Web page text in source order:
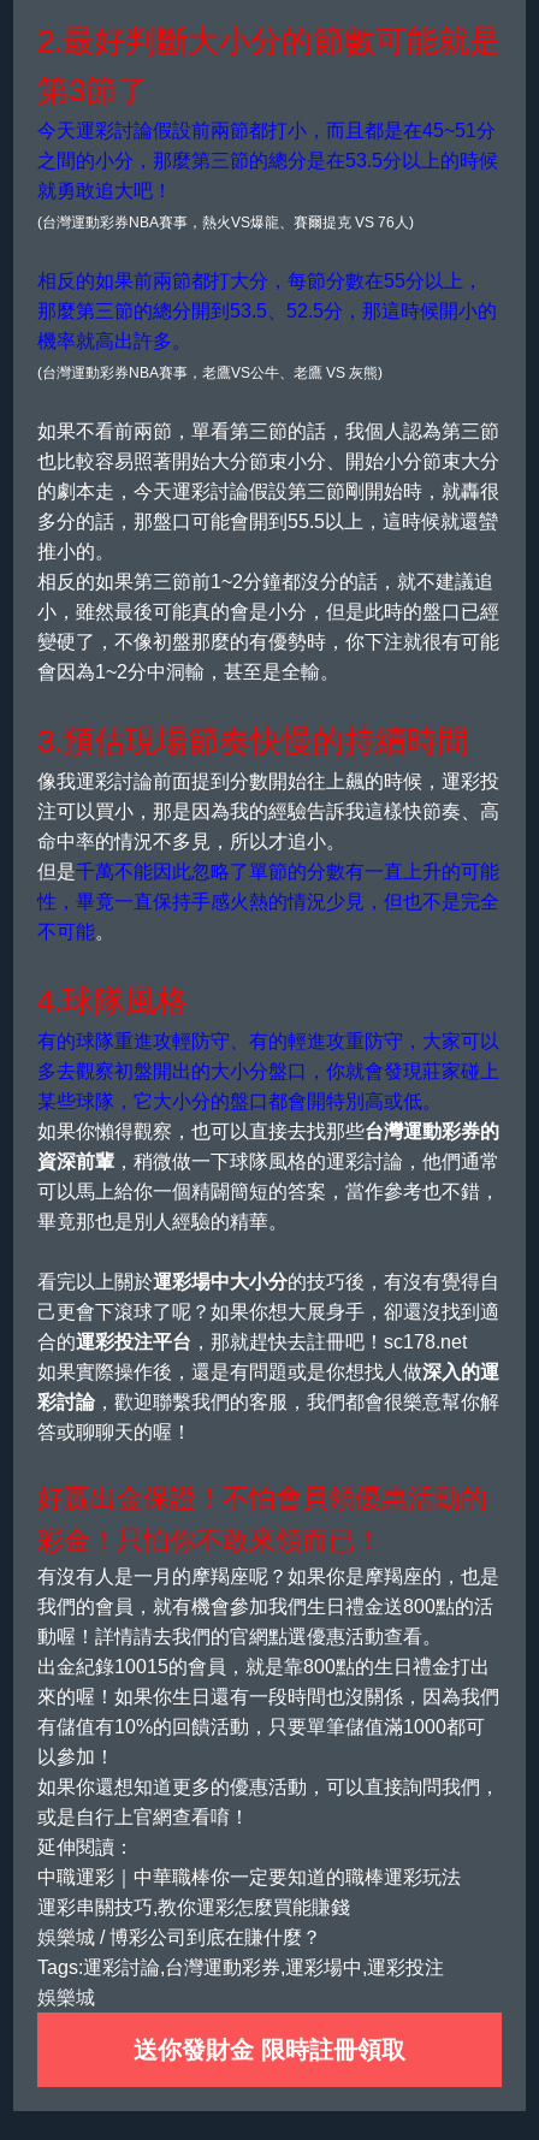
2.最好判斷大小分的節數可能就是
第3節了
今天運彩討論假設前兩節都打小，而且都是在45~51分
之間的小分，那麼第三節的總分是在53.5分以上的時候
就勇敢追大吧！
(台灣運動彩券NBA賽事，熱火VS爆龍、賽爾提克 VS 76人)
相反的如果前兩節都打大分，每節分數在55分以上，
那麼第三節的總分開到53.5、52.5分，那這時候開小的
機率就高出許多。
(台灣運動彩券NBA賽事，老鷹VS公牛、老鷹 VS 灰熊)
如果不看前兩節，單看第三節的話，我個人認為第三節
也比較容易照著開始大分節束小分、開始小分節束大分
的劇本走，今天運彩討論假設第三節剛開始時，就轟很
多分的話，那盤口可能會開到55.5以上，這時候就還蠻
推小的。
相反的如果第三節前1~2分鐘都沒分的話，就不建議追
小，雖然最後可能真的會是小分，但是此時的盤口已經
變硬了，不像初盤那麼的有優勢時，你下注就很有可能
會因為1~2分中洞輸，甚至是全輸。
3.預估現場節奏快慢的持續時間
像我運彩討論前面提到分數開始往上飆的時候，運彩投
注可以買小，那是因為我的經驗告訴我這樣快節奏、高
命中率的情況不多見，所以才追小。
但是千萬不能因此忽略了單節的分數有一直上升的可能
性，畢竟一直保持手感火熱的情況少見，但也不是完全
不可能。
4.球隊風格
有的球隊重進攻輕防守、有的輕進攻重防守，大家可以
多去觀察初盤開出的大小分盤口，你就會發現莊家碰上
某些球隊，它大小分的盤口都會開特別高或低。
如果你懶得觀察，也可以直接去找那些台灣運動彩券的
資深前輩 ，稍微做一下球隊風格的運彩討論，他們通常
可以馬上給你一個精闢簡短的答案，當作參考也不錯，
畢竟那也是別人經驗的精華。
看完以上關於運彩場中大小分的技巧後，有沒有覺得自
己更會下滾球了呢？如果你想大展身手，卻還沒找到適
合的運彩投注平台 ，那就趕快去註冊吧！sc178.net
如果實際操作後，還是有問題或是你想找人做深入的運
彩討論，歡迎聯繫我們的客服，我們都會很樂意幫你解
答或聊聊天的喔！
好贏出金保證！不怕會員領優惠活動的
彩金！只怕你不敢來領而已！
有沒有人是一月的摩羯座呢？如果你是摩羯座的，也是
我們的會員，就有機會參加我們生日禮金送800點的活
動喔！詳情請去我們的官網點選優惠活動查看。
出金紀錄10015的會員，就是靠800點的生日禮金打出
來的喔！如果你生日還有一段時間也沒關係，因為我們
有儲值有10%的回饋活動，只要單筆儲值滿1000都可
以參加！
如果你還想知道更多的優惠活動，可以直接詢問我們，
或是自行上官網查看唷！
延伸閱讀：
中職運彩｜中華職棒你一定要知道的職棒運彩玩法
運彩串關技巧,教你運彩怎麼買能賺錢
娛樂城 / 博彩公司到底在賺什麼？
Tags:運彩討論,台灣運動彩券,運彩場中,運彩投注
娛樂城
送你發財金 限時註冊領取